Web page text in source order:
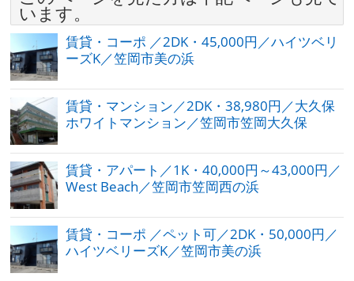
います。
賃貸・コーポ ／2DK・45,000円／ハイツベリ
ーズK／笠岡市美の浜
賃貸・マンション／2DK・38,980円／大久保
ホワイトマンション／笠岡市笠岡大久保
賃貸・アパート／1K・40,000円～43,000円／
West Beach／笠岡市笠岡西の浜
賃貸・コーポ ／ペット可／2DK・50,000円／
ハイツベリーズK／笠岡市美の浜